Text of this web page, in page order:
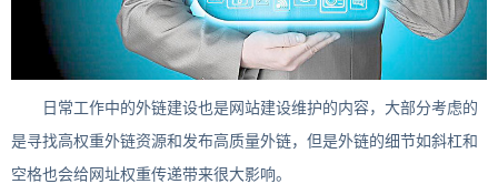
日常工作中的外链建设也是网站建设维护的内容，大部分考虑的
是寻找高权重外链资源和发布高质量外链，但是外链的细节如斜杠和
空格也会给网址权重传递带来很大影响。